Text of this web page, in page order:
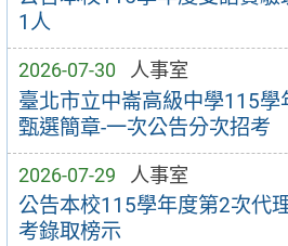
1人
2026-07-30 人事室
臺北市立中崙高級中學115
甄選簡章-一次公告分次招考
2026-07-29 人事室
公告本校115學年度第2次代
考錄取榜示